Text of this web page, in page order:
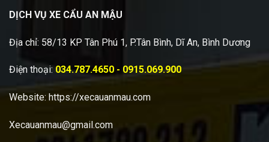
DỊCH VỤ XE CẨU AN MẬU
Địa chỉ: 58/13 KP Tân Phú 1, P.Tân Bình, Dĩ An, Bình Dương
Điện thoại: 034.787.4650 - 0915.069.900
Website: https://xecauanmau.com
Xecauanmau@gmail.com